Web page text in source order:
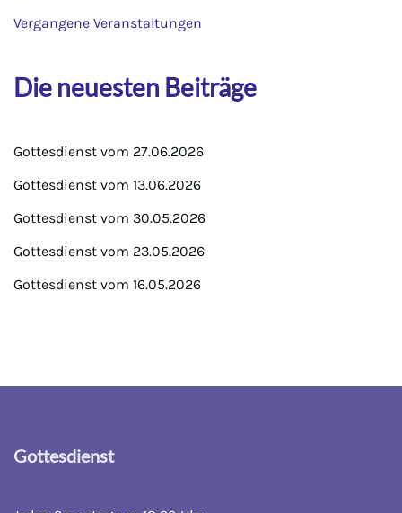
Vergangene Veranstaltungen
Die neuesten Beiträge
Gottesdienst vom 27.06.2026
Gottesdienst vom 13.06.2026
Gottesdienst vom 30.05.2026
Gottesdienst vom 23.05.2026
Gottesdienst vom 16.05.2026
Gottesdienst